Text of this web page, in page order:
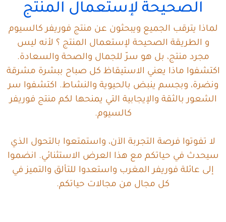
الصحيحة لإستعمال المنتج
لماذا يترقب الجميع ويبحثون عن منتج فوريفر كالسيوم
و الطريقة الصحيحة لإستعمال المنتج ؟ لأنه ليس
مجرد منتج، بل هو سرّ للجمال والصحة والسعادة.
اكتشفوا ماذا يعني الاستيقاظ كل صباح ببشرة مشرقة
ونضرة، وبجسم ينبض بالحيوية والنشاط. اكتشفوا سر
الشعور بالثقة والإيجابية التي يمنحها لكم منتج فوريفر
كالسيوم.
لا تفوتوا فرصة التجربة الآن، واستمتعوا بالتحول الذي
سيحدث في حياتكم مع هذا العرض الاستثنائي. انضموا
إلى عائلة فوريفر المغرب واستعدوا للتألق والتميز في
كل مجال من مجالات حياتكم.